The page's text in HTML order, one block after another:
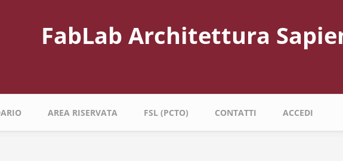
FabLab Architettura
AREA RISERVATA FSL (PCTO) CONTATTI ACCEDI